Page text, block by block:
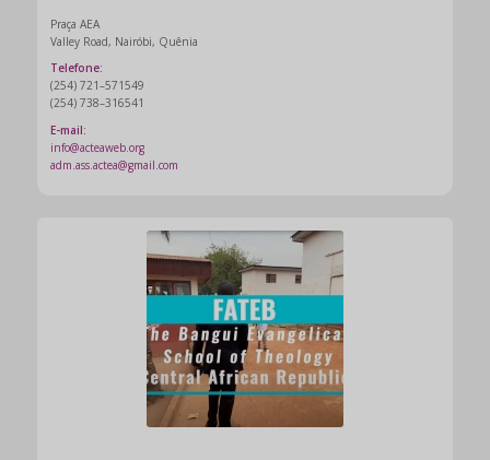
Praça AEA
Valley Road, Nairóbi, Quênia
Telefone:
(254) 721–571549
(254) 738–316541
E-mail:
info@acteaweb.org
adm.ass.actea@gmail.com